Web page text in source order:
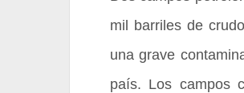
mil barriles de
una grave
país. Los campos